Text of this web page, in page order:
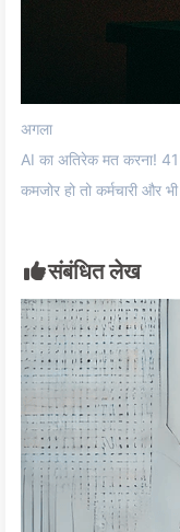
अगला
AI का अतिरेक मत करना!
कमजोर हो तो कर्मचारी और
संबंधित लेख